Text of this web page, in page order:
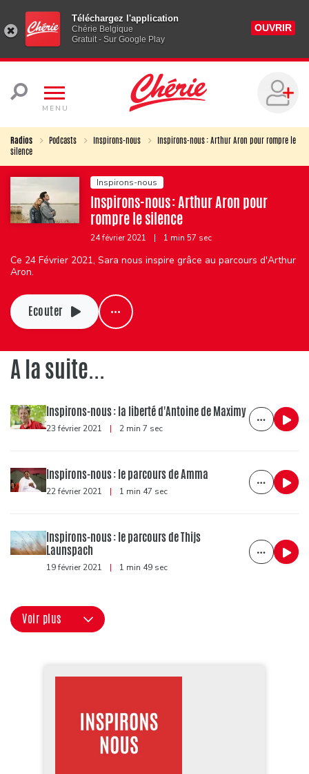
Téléchargez l'application
Chérie Belgique
Gratuit - Sur Google Play
OUVRIR
MENU
Radios Podcasts Inspirons-nous
Inspirons-nous : Arthur Aron pour rompre le
silence
Inspirons-nous
Inspirons-nous : Arthur Aron pour
rompre le silence
24 février 2021 | 1 min 57 sec
Ce 24 Février 2021, Sara nous inspire grâce au parcours d'Arthur
Aron.
Ecouter
A la suite...
Inspirons-nous : la liberté d'Antoine de Maximy
23 février 2021 | 2 min 7 sec
Inspirons-nous : le parcours de Amma
22 février 2021 | 1 min 47 sec
Inspirons-nous : le parcours de Thijs
Launspach
19 février 2021 | 1 min 49 sec
Voir plus